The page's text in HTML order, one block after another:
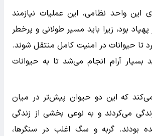
واحد نظامی، این عملیات نیازمند
پهپاد بود، زیرا باید مسیر طولانی و پرخطر
تا حیوانات در امنیت کامل منتقل شوند.
بسیار آرام انجام می‌شد تا به حیوانات
که این دو حیوان پیش‌تر در میان
زندگی می‌کردند و به نوعی بخشی از زندگی
بودند. گربه و سگ اغلب در سنگرها،